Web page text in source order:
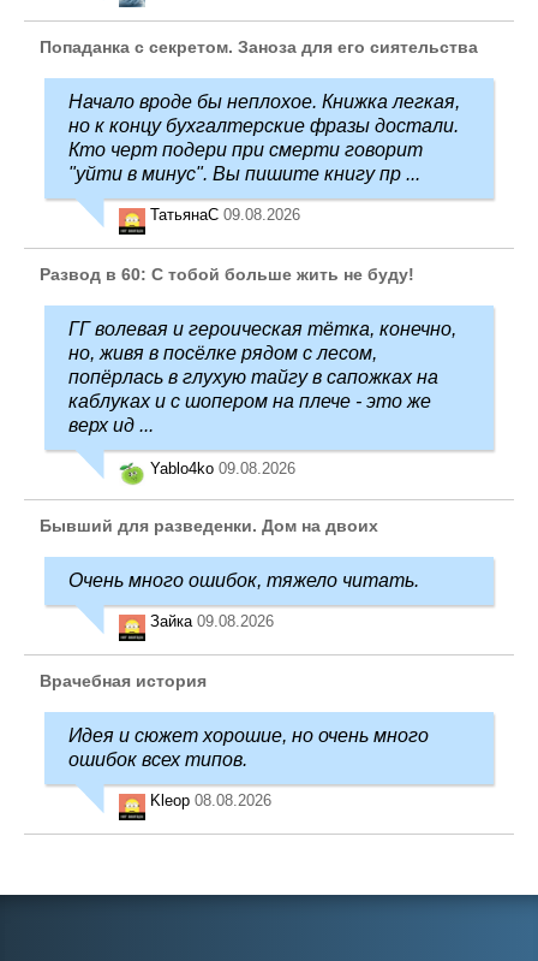
Попаданка с секретом. Заноза для его сиятельства
Начало вроде бы неплохое. Книжка легкая,
но к концу бухгалтерские фразы достали.
Кто черт подери при смерти говорит
"уйти в минус". Вы пишите книгу пр ...
ТатьянаC 09.08.2026
Развод в 60: С тобой больше жить не буду!
ГГ волевая и героическая тётка, конечно,
но, живя в посёлке рядом с лесом,
попёрлась в глухую тайгу в сапожках на
каблуках и с шопером на плече - это же
верх ид ...
Yablo4ko 09.08.2026
Бывший для разведенки. Дом на двоих
Очень много ошибок, тяжело читать.
Зайка 09.08.2026
Врачебная история
Идея и сюжет хорошие, но очень много
ошибок всех типов.
Kleop 08.08.2026